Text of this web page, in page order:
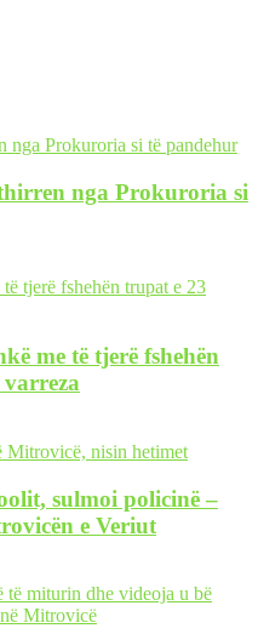
thirren nga Prokuroria si
me të tjerë fshehën
sulmoi policinë –
e Veriut